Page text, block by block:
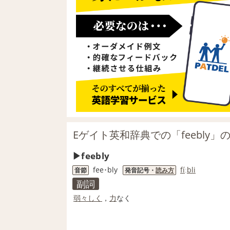
Eゲイト英和辞典での「feebly」
feebly
音節 fee･bly 発音記号・ 読み方 fíːbli
副詞
弱々しく ， 力なく